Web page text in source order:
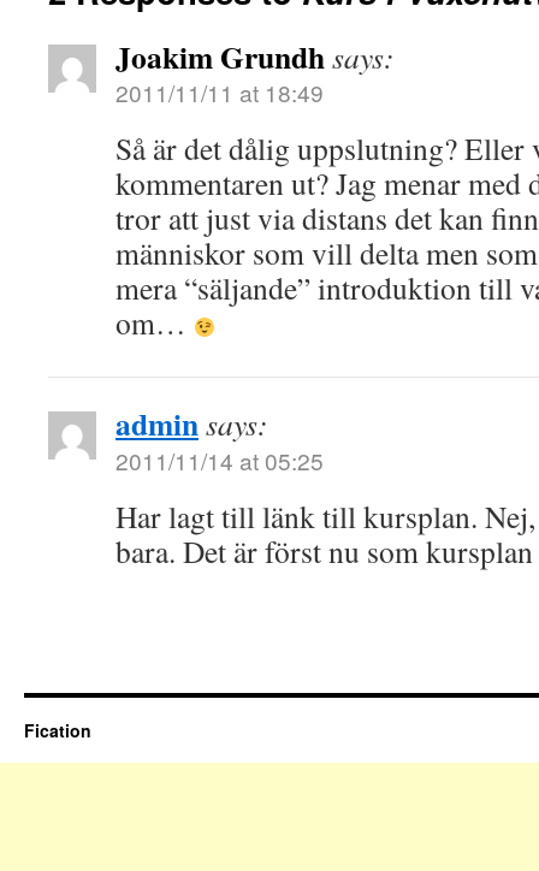
Joakim Grundhsays:
2011/11/11 at 18:49
Så är det dålig uppslutning?
kommentaren ut? Jag menar med
tror att just via distans det kan
människor som vill delta men
mera “säljande” introduktion till
om…
adminsays:
2011/11/14 at 05:25
Har lagt till länk till kursplan. Nej,
bara. Det är först nu som
Fication